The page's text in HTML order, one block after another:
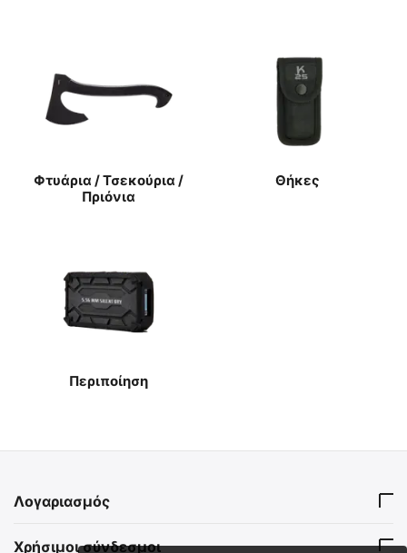
Φτυάρια / Τσεκούρια /
Πριόνια
Θήκες
Περιποίηση
Λογαριασμός
Χρήσιμοι σύνδεσμοι